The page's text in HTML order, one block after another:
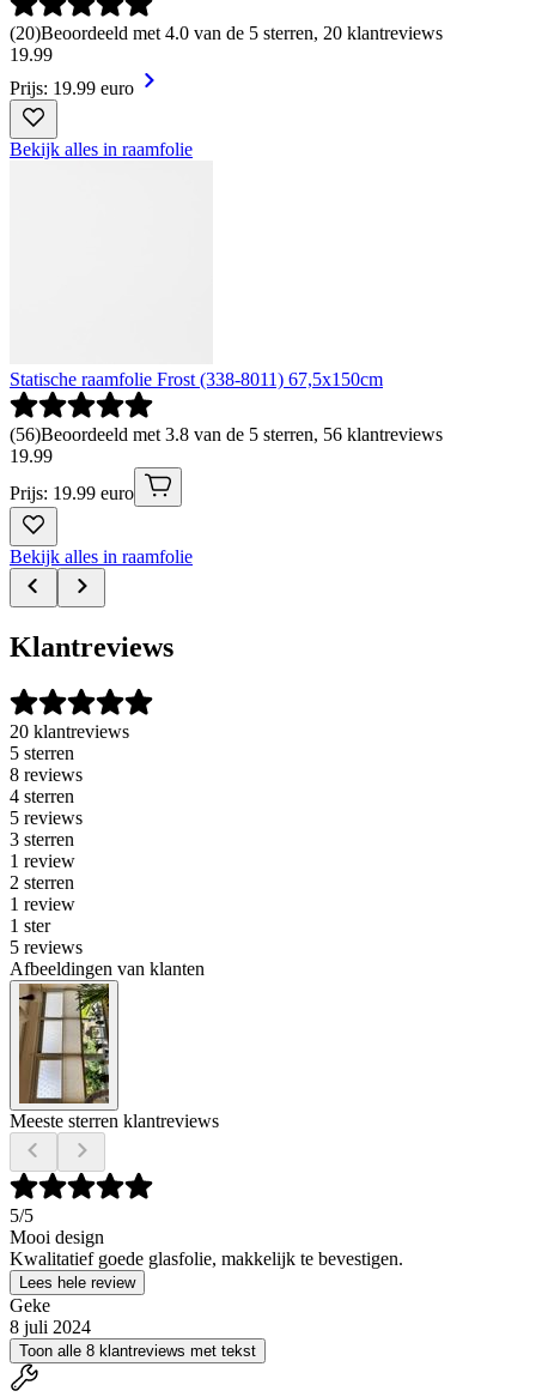
(20)Beoordeeld met 4.0 van de 5 sterren, 20 klantreviews
19.99
Prijs: 19.99 euro
Bekijk alles in raamfolie
Statische raamfolie Frost (338-8011) 67,5x150cm
(56)Beoordeeld met 3.8 van de 5 sterren, 56 klantreviews
19.99
Prijs: 19.99 euro
Bekijk alles in raamfolie
Klantreviews
20 klantreviews
5 sterren
8 reviews
4 sterren
5 reviews
3 sterren
1 review
2 sterren
1 review
1 ster
5 reviews
Afbeeldingen van klanten
Meeste sterren klantreviews
5/5
Mooi design
Kwalitatief goede glasfolie, makkelijk te bevestigen.
Lees hele review
Geke
8 juli 2024
Toon alle 8 klantreviews met tekst